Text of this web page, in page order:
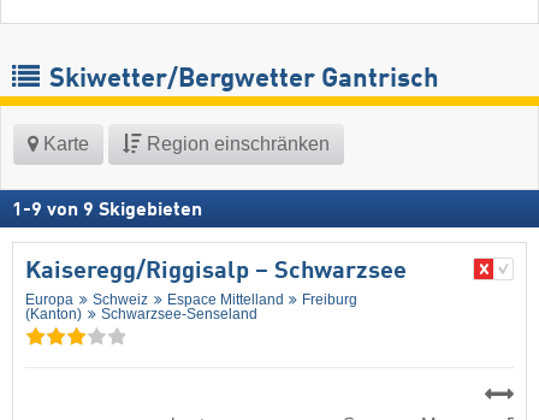
Skiwetter/Bergwetter Gantrisch
Karte Region einschränken
1 -9 von 9 Skigebieten
Kaiseregg/​Riggisalp – Schwarzsee
Europa Schweiz Espace Mittelland
Freiburg
(Kanton)
Schwarzsee-Senseland